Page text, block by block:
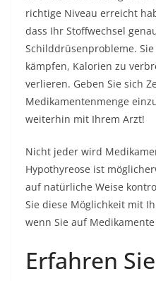
richtige Niveau erreicht
dass Ihr Stoffwechsel
Schilddrüsenprobleme.
kämpfen, Kalorien zu
verlieren. Geben Sie sich
Medikamentenmenge
weiterhin mit Ihrem Arzt!
Nicht jeder wird
Hypothyreose ist
auf natürliche Weise
Sie diese Möglichkeit mit
wenn Sie auf
Erfahren